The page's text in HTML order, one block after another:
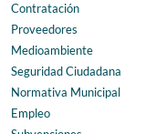
Contratación
Proveedores
Medioambiente
Seguridad Ciudadana
Normativa Municipal
Empleo